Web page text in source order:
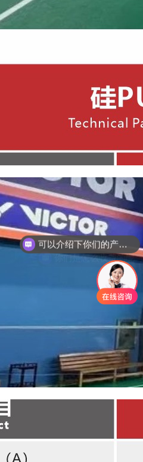
你们是怎么收费的呢